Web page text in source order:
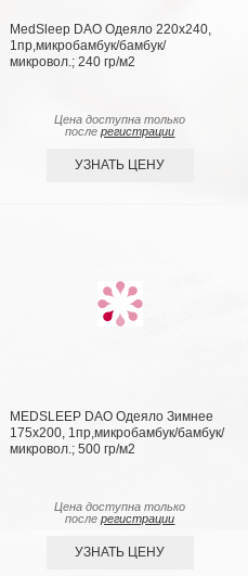
MedSleep DAO Одеяло 220х240,
1пр,микробамбук/бамбук/
микровол.; 240 гр/м2
Цена доступна только
послерегистрации
УЗНАТЬ ЦЕНУ
MEDSLEEP DAO Одеяло Зимнее
175х200, 1пр,микробамбук/бамбук/
микровол.; 500 гр/м2
Цена доступна только
послерегистрации
УЗНАТЬ ЦЕНУ